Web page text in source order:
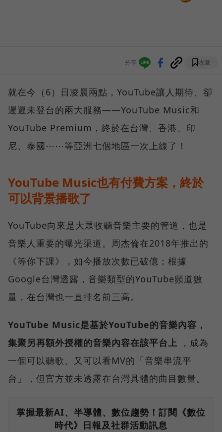
分享 收藏
就在今（6）日凌晨兩點，YouTube讓人期待、卻
遲遲未登台的兩大服務——YouTube Music和
YouTube Premium，終於在台灣、香港、印
尼、泰國⋯⋯等亞洲七個地區一次上線了！
YouTube Music也有付費方案，終於
可以背景播歌了
YouTube向來是大眾收聽音樂主要的管道，也是
音樂人重要的曝光渠道。周杰倫在2018年推出的
《等你下課》，如今播放次數已破億；根據
Google台灣透露，音樂類型的YouTube頻道數
量，在台灣也一直排名前三高。
YouTube Music是基於YouTube的音樂內容，
集聚另再額外授權的音樂內容在該平台上 ，成為
一個可以聽歌、又可以看MV的「音樂串流平
台」，但官方並未透露在台灣具體的曲目數量。
掌握最新AI、半導體、數位趨勢！訂閱《數位
時代》日報及社群活動訊息